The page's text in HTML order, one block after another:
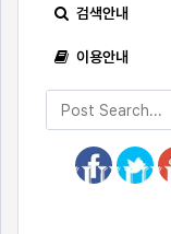
검색안내
이용안내